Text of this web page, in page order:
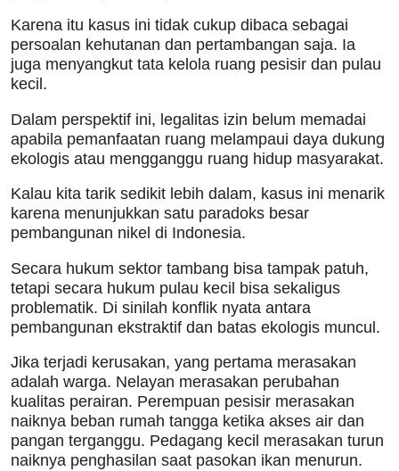
Karena itu kasus ini tidak cukup dibaca sebagai
persoalan kehutanan dan pertambangan saja. Ia
juga menyangkut tata kelola ruang pesisir dan pulau
kecil.
Dalam perspektif ini, legalitas izin belum memadai
apabila pemanfaatan ruang melampaui daya dukung
ekologis atau mengganggu ruang hidup masyarakat.
Kalau kita tarik sedikit lebih dalam, kasus ini menarik
karena menunjukkan satu paradoks besar
pembangunan nikel di Indonesia.
Secara hukum sektor tambang bisa tampak patuh,
tetapi secara hukum pulau kecil bisa sekaligus
problematik. Di sinilah konflik nyata antara
pembangunan ekstraktif dan batas ekologis muncul.
Jika terjadi kerusakan, yang pertama merasakan
adalah warga. Nelayan merasakan perubahan
kualitas perairan. Perempuan pesisir merasakan
naiknya beban rumah tangga ketika akses air dan
pangan terganggu. Pedagang kecil merasakan turun
naiknya penghasilan saat pasokan ikan menurun.